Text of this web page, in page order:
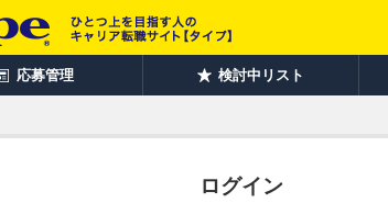
応募管理 検討中リスト
ログイン